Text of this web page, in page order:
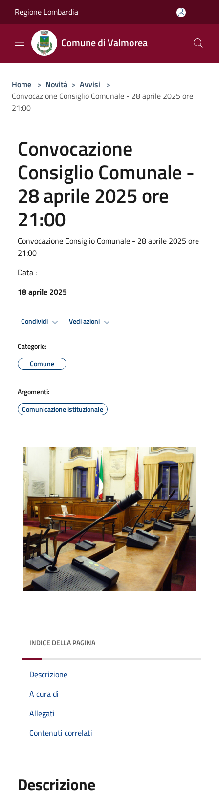
Regione Lombardia
Comune di Valmorea
Home > Novità > Avvisi >
Convocazione Consiglio Comunale - 28 aprile 2025 ore
21:00
Convocazione
Consiglio Comunale -
28 aprile 2025 ore
21:00
Convocazione Consiglio Comunale - 28 aprile 2025 ore
21:00
Data :
18 aprile 2025
Condividi Vedi azioni
Categorie:
Comune
Argomenti:
Comunicazione istituzionale
INDICE DELLA PAGINA
Descrizione
A cura di
Allegati
Contenuti correlati
Descrizione